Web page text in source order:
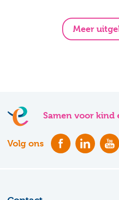
Meer
Samen voor kind
Volg ons